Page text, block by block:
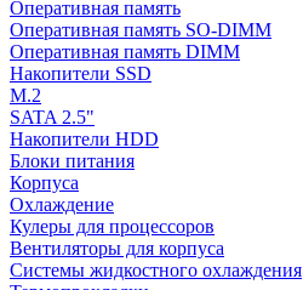
Оперативная память
Оперативная память SO-DIMM
Оперативная память DIMM
Накопители SSD
M.2
SATA 2.5"
Накопители HDD
Блоки питания
Корпуса
Охлаждение
Кулеры для процессоров
Вентиляторы для корпуса
Системы жидкостного охлаждения